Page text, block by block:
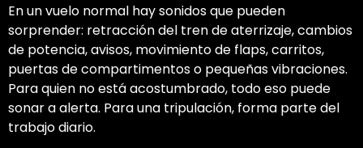
En un vuelo normal hay sonidos que pueden
sorprender: retracción del tren de aterrizaje, cambios
de potencia, avisos, movimiento de flaps, carritos,
puertas de compartimentos o pequeñas vibraciones.
Para quien no está acostumbrado, todo eso puede
sonar a alerta. Para una tripulación, forma parte del
trabajo diario.